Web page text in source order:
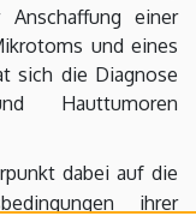
einer
und eines
sich die Diagnose
Hauttumoren
dabei auf die
ihrer